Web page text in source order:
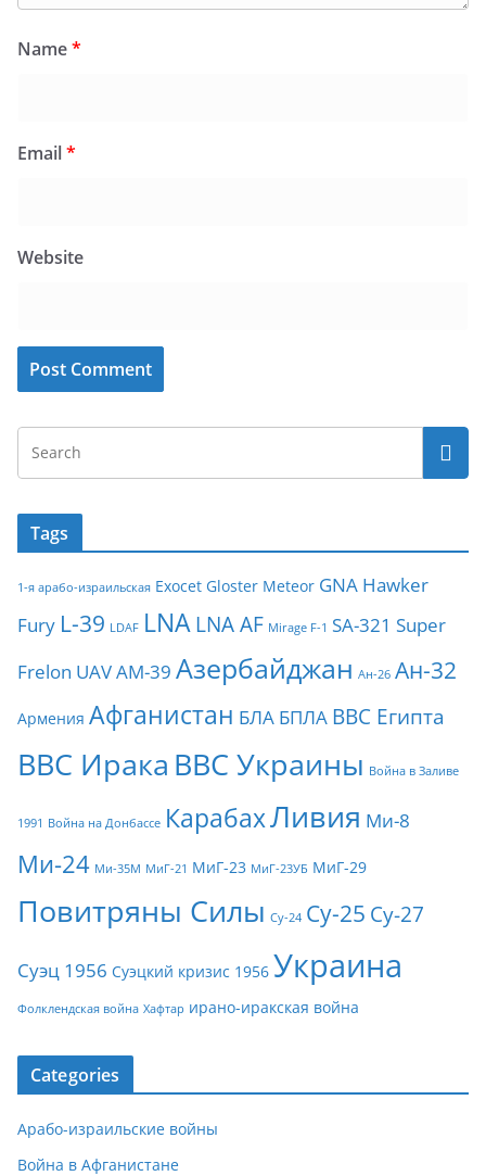
Name*
Email*
Website
Tags
1-я арабо-израильская Exocet Gloster Meteor GNA Hawker
Fury L-39 LDAF LNA LNA AF Mirage F-1 SA-321 Super
Frelon UAVАМ-39 Азербайджан Ан-26 Ан-32
Армения Афганистан БЛА БПЛА ВВС Египта
ВВС Ирака ВВС Украины Война в Заливе
1991 Война на Донбассе КарабахЛивия Ми-8
Ми-24 Ми-35М МиГ-21 МиГ-23 МиГ-23УБ МиГ-29
Повитряны Силы Су-24 Су-25 Су-27
Суэц 1956 Суэцкий кризис 1956 Украина
Фолклендская война Хафтар ирано-иракская война
Categories
Арабо-израильские войны
Война в Афганистане